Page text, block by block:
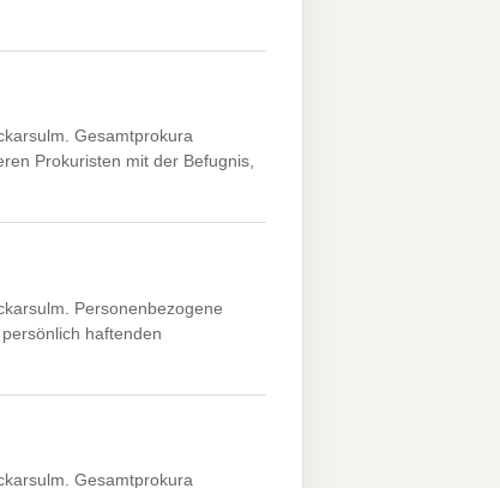
Gesamtprokura
Prokuristen mit der Befugnis,
Personenbezogene
haftenden
Gesamtprokura